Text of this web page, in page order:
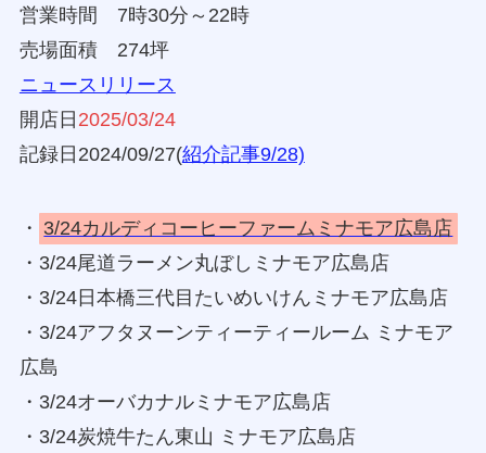
営業時間 7時30分～22時
売場面積 274坪
ニュースリリース
開店日 2025/03/24
記録日2024/09/27(紹介記事9/28)
・ 3/24カルディコーヒーファームミナモア広島店
・3/24尾道ラーメン丸ぼしミナモア広島店
・3/24日本橋三代目たいめいけんミナモア広島店
・3/24アフタヌーンティーティールーム ミナモア
広島
・3/24オーバカナルミナモア広島店
・3/24炭焼牛たん東山 ミナモア広島店